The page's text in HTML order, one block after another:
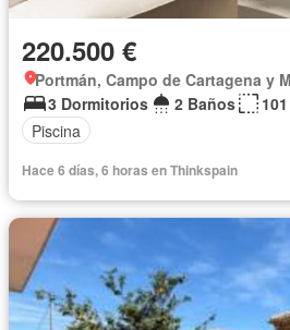
220.500 €
Portmán, Campo de Cartagena y
3 Dormitorios
2 Baños
Piscina
Hace 6 días, 6 horas en Thinkspain